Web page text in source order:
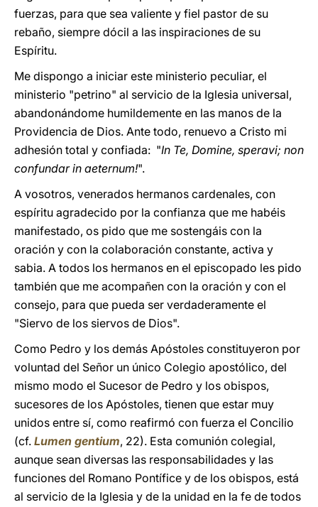
fuerzas, para que sea valiente y fiel pastor de su
rebaño, siempre dócil a las inspiraciones de su
Espíritu.
Me dispongo a iniciar este ministerio peculiar, el
ministerio "petrino" al servicio de la Iglesia universal,
abandonándome humildemente en las manos de la
Providencia de Dios. Ante todo, renuevo a Cristo mi
adhesión total y confiada: "In Te, Domine, speravi; non
confundar in aeternum!".
A vosotros, venerados hermanos cardenales, con
espíritu agradecido por la confianza que me habéis
manifestado, os pido que me sostengáis con la
oración y con la colaboración constante, activa y
sabia. A todos los hermanos en el episcopado les pido
también que me acompañen con la oración y con el
consejo, para que pueda ser verdaderamente el
"Siervo de los siervos de Dios".
Como Pedro y los demás Apóstoles constituyeron por
voluntad del Señor un único Colegio apostólico, del
mismo modo el Sucesor de Pedro y los obispos,
sucesores de los Apóstoles, tienen que estar muy
unidos entre sí, como reafirmó con fuerza el Concilio
(cf. Lumen gentium, 22). Esta comunión colegial,
aunque sean diversas las responsabilidades y las
funciones del Romano Pontífice y de los obispos, está
al servicio de la Iglesia y de la unidad en la fe de todos